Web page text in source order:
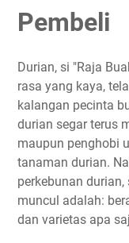
Pembeli
Durian, si "Raja
rasa yang kaya,
kalangan pecinta
durian segar terus
maupun penghobi
tanaman durian.
perkebunan
muncul adalah:
dan varietas apa